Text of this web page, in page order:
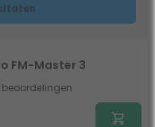
FM-Master 3
beoordelingen